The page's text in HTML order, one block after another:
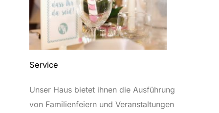
Service
Unser Haus bietet ihnen die Ausführung
von Familienfeiern und Veranstaltungen